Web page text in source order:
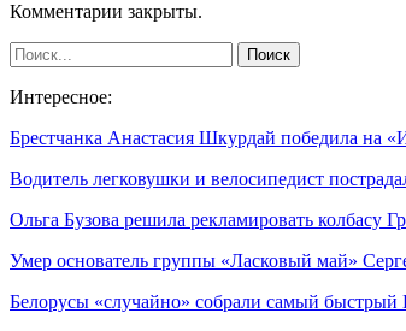
Комментарии закрыты.
Интересное:
Брестчанка Анастасия Шкурдай победила на
Водитель легковушки и велосипедист
Ольга Бузова решила рекламировать колбасу
Умер основатель группы «Ласковый май»
Белорусы «случайно» собрали самый быстрый